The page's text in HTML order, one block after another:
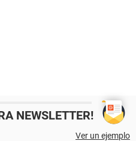
NEWSLETTER!
Ver un ejemplo